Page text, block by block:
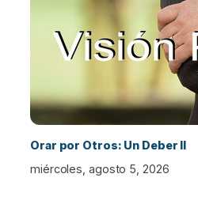
Orar por Otros: Un Deber II
miércoles, agosto 5, 2026